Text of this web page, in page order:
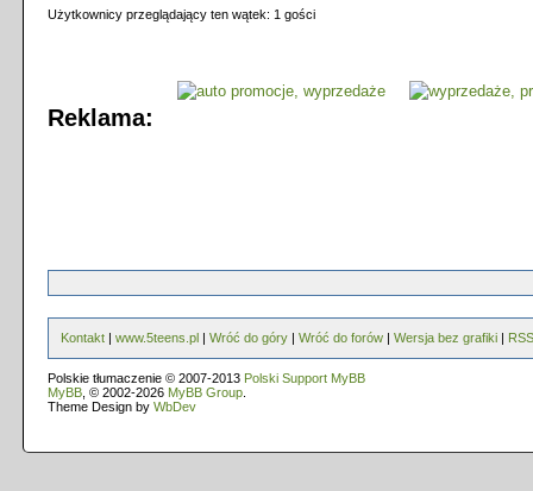
Użytkownicy przeglądający ten wątek: 1 gości
Reklama:
Kontakt | www.5teens.pl | Wróć do góry | Wróć do forów | Wersja bez grafiki | RSS
Polskie tłumaczenie © 2007-2013 Polski Support MyBB
MyBB , © 2002-2026 MyBB Group
Theme Design by WbDev